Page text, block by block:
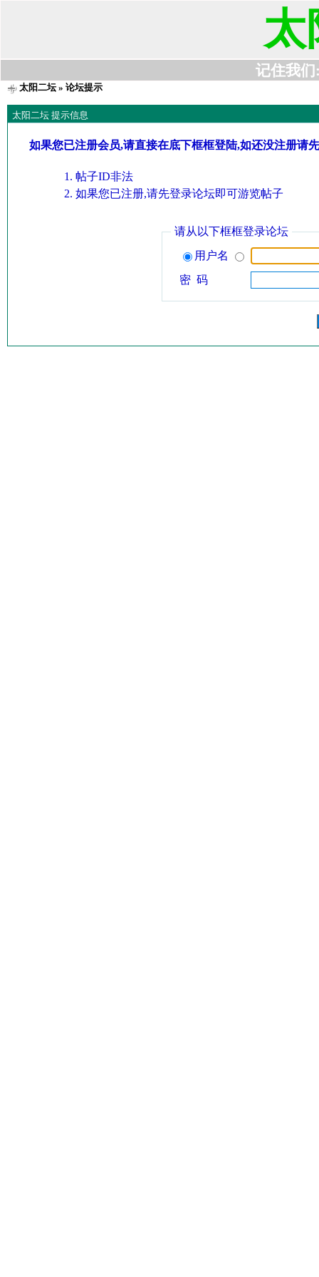
太
记住我们
太阳二坛» 论坛提示
太阳二坛 提示信息
如果您已注册会员,请直接在底下框框登陆,如还没注册请
帖子ID非法
如果您已注册,请先登录论坛即可游览帖子
请从以下框框登录论坛
用户名
密 码